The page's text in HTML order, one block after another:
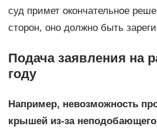
суд примет окончательное
сторон, оно должно быть
Подача заявления на
году
Например, невозможность
крышей из-за неподобающего